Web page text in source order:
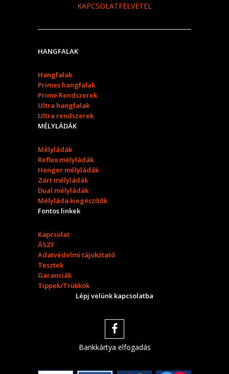
KAPCSOLATFELVÉTEL
HANGFALAK
Hangfalak
Primes hangfalak
Prime Rendszerek
Ultra hangfalak
Ultra rendszerek
MÉLYLÁDÁK
Mélyládák
Reflex mélyládák
Henger mélyládák
Zárt mélyládák
Dual mélyládák
Mélyláda kiegészítők
Fontos linkek
Kapcsolat
ÁSZF
Adatvédelmi tájokztató
Tesztek
Garanciák
Tippek/Trükkök
Lépj velünk kapcsolatba
Bankkártya elfogadás